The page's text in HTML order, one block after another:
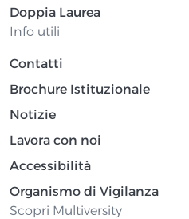
Doppia Laurea
Info utili
Contatti
Brochure Istituzionale
Notizie
Lavora con noi
Accessibilità
Organismo di Vigilanza
Scopri Multiversity